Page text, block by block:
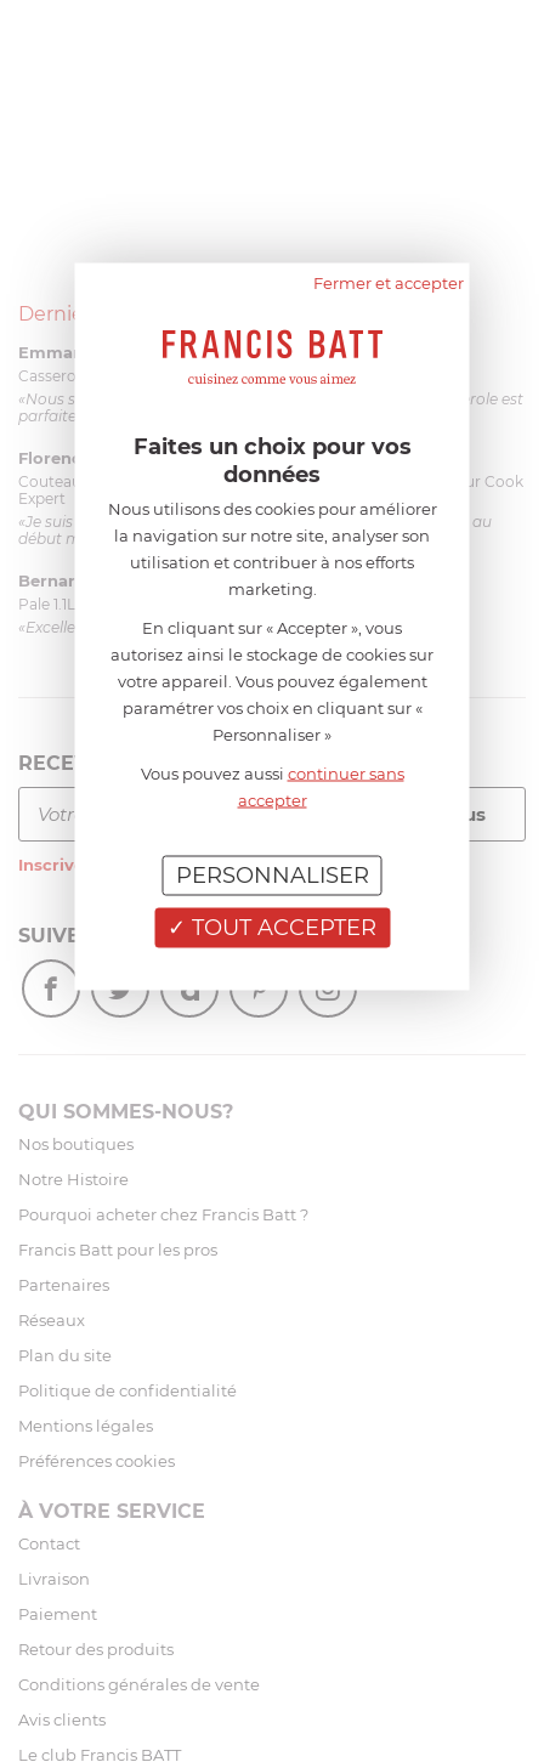
Derniers avis produits
Emmanuel 56 ansle 23/06/2026 à 12:04
Casserole mini 9 cm Castelpro 5 ply poignée fixe
«Nous sommes dans un produit de haute qualité. Cette casserole est
parfaite pour l'élaboration des sauces et vient complé...»
Florence 63 ansle 23/06/2026 à 11:17
Couteau complet avec lame, joint & écrou pour le robot cuiseur Cook
Expert
«Je suis satisfaite du couteau Magimix. L'écrou est un peu dur au
début mais ça le fait. La livraison a été très rapide. ...»
Bernard
Pale 1.1L pour Glacier Magimix 11031/121/123/124
«Excellent: produit et livraison»
RECEVEZ LA NEWSLETTER
Inscrivez-vous à notre newsletter
SUIVEZ-NOUS
QUI SOMMES-NOUS?
Nos boutiques
Notre Histoire
Pourquoi acheter chez Francis Batt ?
Francis Batt pour les pros
Partenaires
Réseaux
Plan du site
Politique de confidentialité
Mentions légales
Préférences cookies
À VOTRE SERVICE
Contact
Livraison
Paiement
Retour des produits
Conditions générales de vente
Avis clients
Le club Francis BATT
Fermer et accepter
Faites un choix pour vos
données
Nous utilisons des cookies pour améliorer
la navigation sur notre site, analyser son
utilisation et contribuer à nos efforts
marketing.
En cliquant sur « Accepter », vous
autorisez ainsi le stockage de cookies sur
votre appareil. Vous pouvez également
paramétrer vos choix en cliquant sur «
Personnaliser »
Vous pouvez aussi continuer sans
accepter
TOUT ACCEPTER
PERSONNALISER